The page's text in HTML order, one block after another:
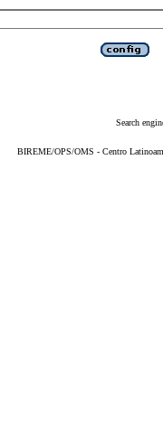
Search
BIREME/OPS/OMS - Centro